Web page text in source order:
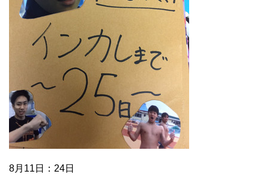
8月11日：24日